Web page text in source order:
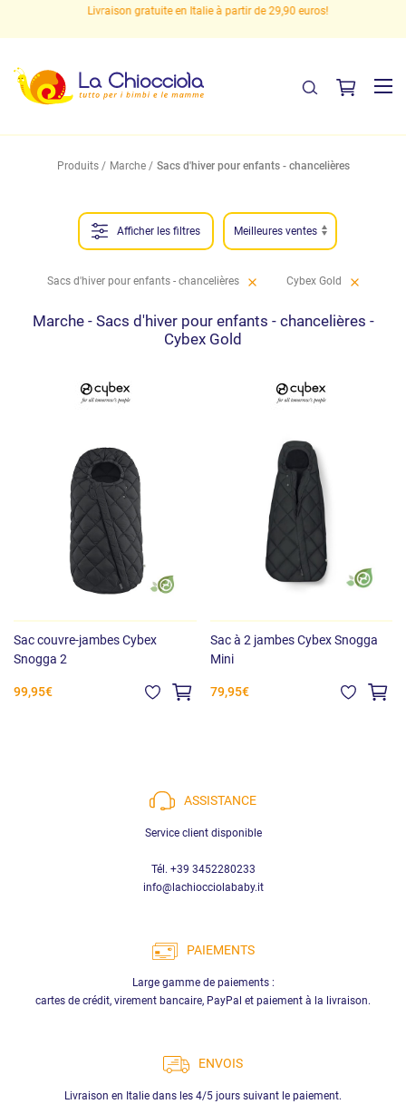
Livraison gratuite en Italie à partir de 29,90 euros!
Produits Marche Sacs d'hiver pour enfants - chancelières
Afficher les filtres
Sacs d'hiver pour enfants - chancelières Cybex Gold
Marche - Sacs d'hiver pour enfants - chancelières -
Cybex Gold
Sac couvre-jambes Cybex
Snogga 2
99,95€
Sac à 2 jambes Cybex Snogga
Mini
79,95€
ASSISTANCE
Service client disponible
Tél. +39 3452280233
info@lachiocciolababy.it
PAIEMENTS
Large gamme de paiements :
cartes de crédit, virement bancaire, PayPal et paiement à la livraison.
ENVOIS
Livraison en Italie dans les 4/5 jours suivant le paiement.